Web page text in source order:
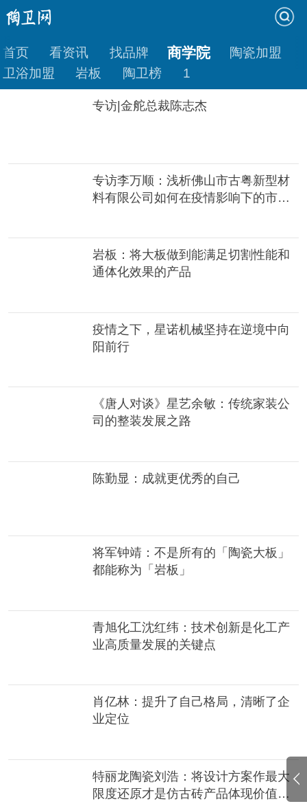
首页 看资讯 找品牌 商学院
陶瓷加盟
卫浴加盟
岩板 陶卫榜 1
专访|金舵总裁陈志杰
专访李万顺：浅析佛山市古粤新型材
料有限公司如何在疫情影响下的市场
岩板：将大板做到能满足切割性能和
通体化效果的产品
疫情之下，星诺机械坚持在逆境中向
阳前行
《唐人对谈》星艺余敏：传统家装公
司的整装发展之路
陈勤显：成就更优秀的自己
将军钟靖：不是所有的「陶瓷大板」
都能称为「岩板」
青旭化工沈红纬：技术创新是化工产
业高质量发展的关键点
肖亿林：提升了自己格局，清晰了企
业定位
特丽龙陶瓷刘浩：将设计方案作最大
限度还原才是仿古砖产品体现价值所